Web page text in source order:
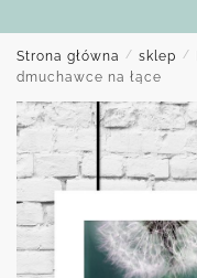
Strona główna / sklep /
dmuchawce na łące